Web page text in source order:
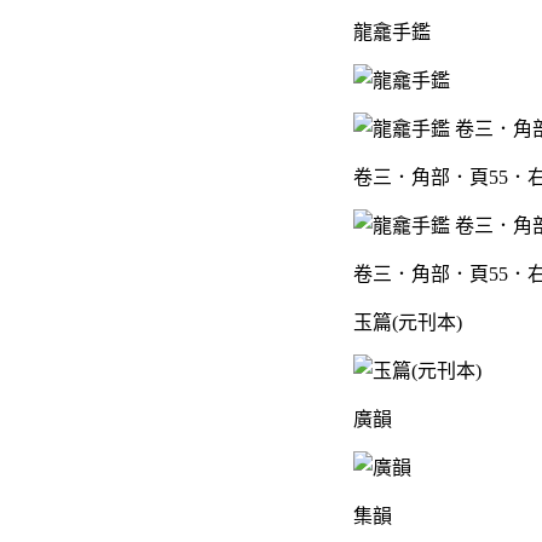
龍龕手鑑
卷三．角部．頁55．
卷三．角部．頁55．
玉篇(元刊本)
廣韻
集韻